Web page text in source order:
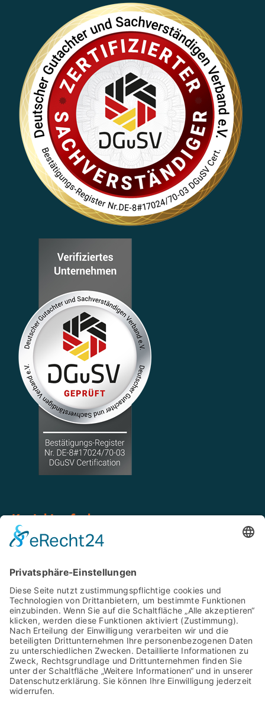
Kontakt aufnehmen
Tel: 02546 939 85 20
WhatsApp: 0151 668 975 79
info@b-g-z.de
Baugutachter Zehnpfenning
Geer 34, 48653 Coesfeld-Lette